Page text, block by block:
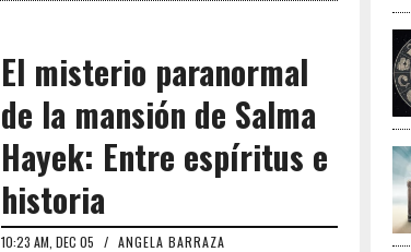
El misterio paranormal
de la mansión de Salma
Hayek: Entre espíritus e
historia
10:23 AM, DEC 05 / ANGELA BARRAZA